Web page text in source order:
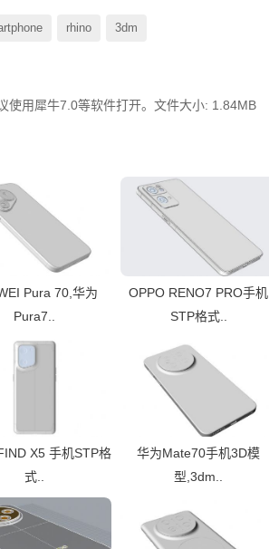
rhino 3dm
使用犀牛7.0等软件打开。文件大小: 1.84MB
Pura 70,华为
Pura7..
OPPO RENO7 PRO手机
STP格式..
X5 手机STP格
式..
华为Mate70手机3D模
型,3dm..